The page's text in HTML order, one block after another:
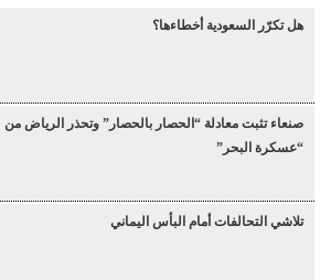
هل تكرّر السعودية أخطاءها؟
صنعاء تثبت معادلة “الحصار بالحصار” وتحذر الرياض من
“عسكرة البحر”
تلاشي التحالفات أمام البأس اليماني